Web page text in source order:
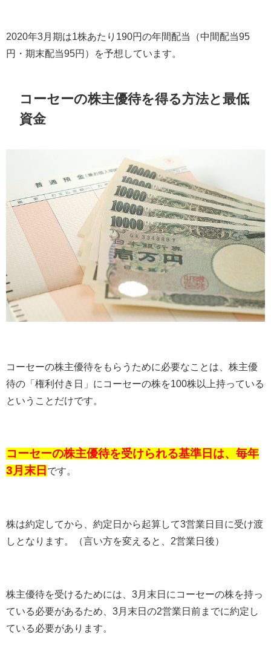
2020年3 月期は1 株あたり 190円の年間配当（中間配当95
円・期末配当95円）を予想しています。
コーセーの株主優待を得る方法と最低
資金
コーセーの株主優待をもらうために必要なことは、株主優
待の「権利付き日」にコーセーの株を100株以上持っている
ということだけです。
コーセーの株主優待を受けられる基準日は、毎年
3月末日 です。
株は約定してから、約定日から起算して3営業日目に受け渡
しとなります。（言い方を変えると、 2営業日後）
株主優待を受けるためには、 3 月末日にコーセーの株を持っ
ている必要があるため、 3 月末日の2営業日前までに約定し
ている必要があります。